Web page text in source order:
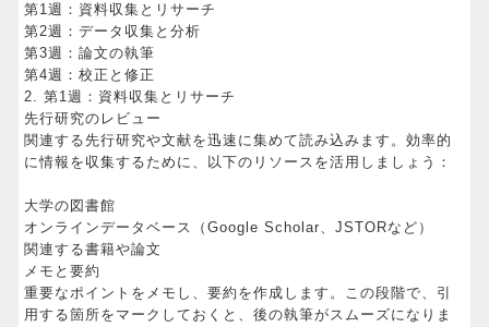
第1週：資料収集とリサーチ
第2週：データ収集と分析
第3週：論文の執筆
第4週：校正と修正
2. 第1週：資料収集とリサーチ
先行研究のレビュー
関連する先行研究や文献を迅速に集めて読み込みます。効率的
に情報を収集するために、以下のリソースを活用しましょう：
大学の図書館
オンラインデータベース（Google Scholar、JSTORなど）
関連する書籍や論文
メモと要約
重要なポイントをメモし、要約を作成します。この段階で、引
用する箇所をマークしておくと、後の執筆がスムーズになりま